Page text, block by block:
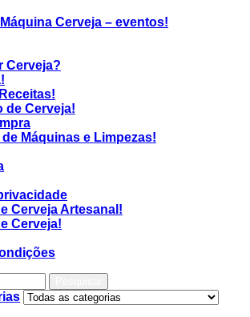
Cerveja – eventos!
Cerveja?
de Cerveja!
de Máquinas e Limpezas!
Cerveja Artesanal!
Cerveja!